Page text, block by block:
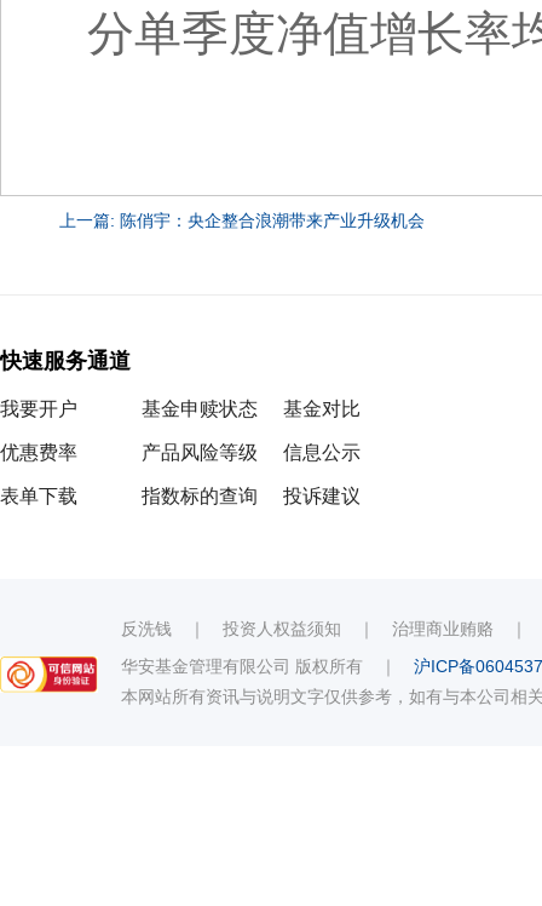
分单季度净值增长率
上一篇: 陈俏宇：央企整合浪潮带来产业升级机会
快速服务通道
我要开户
优惠费率
表单下载
基金申赎状态
产品风险等级
指数标的查询
基金对比
信息公示
投诉建议
反洗钱 ｜ 投资人权益须知 ｜ 治理商业贿赂
华安基金管理有限公司 版权所有 ｜ 沪ICP备
本网站所有资讯与说明文字仅供参考，如有与本公司相